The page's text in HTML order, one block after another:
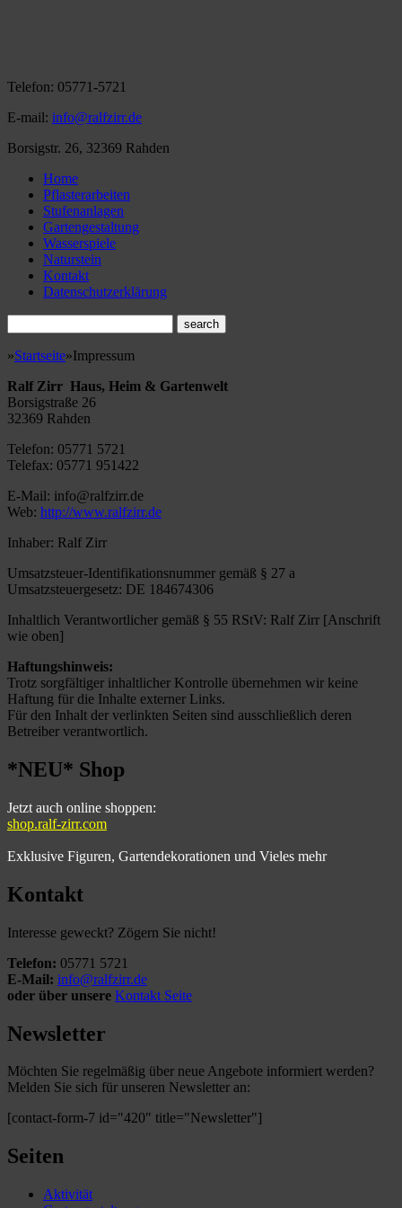
Telefon: 05771-5721
E-mail: info@ralfzirr.de
Borsigstr. 26, 32369 Rahden
Home
Pflasterarbeiten
Stufenanlagen
Gartengestaltung
Wasserspiele
Naturstein
Kontakt
Datenschutzerklärung
»Startseite»Impressum
Ralf Zirr Haus, Heim & Gartenwelt
Borsigstraße 26
32369 Rahden
Telefon: 05771 5721
Telefax: 05771 951422
E-Mail: info@ralfzirr.de
Web: http://www.ralfzirr.de
Inhaber: Ralf Zirr
Umsatzsteuer-Identifikationsnummer gemäß § 27 a
Umsatzsteuergesetz: DE 184674306
Inhaltlich Verantwortlicher gemäß § 55 RStV: Ralf Zirr [Anschrift
wie oben]
Haftungshinweis:
Trotz sorgfältiger inhaltlicher Kontrolle übernehmen wir keine
Haftung für die Inhalte externer Links.
Für den Inhalt der verlinkten Seiten sind ausschließlich deren
Betreiber verantwortlich.
*NEU* Shop
Jetzt auch online shoppen:
shop.ralf-zirr.com
Exklusive Figuren, Gartendekorationen und Vieles mehr
Kontakt
Interesse geweckt? Zögern Sie nicht!
Telefon: 05771 5721
E-Mail: info@ralfzirr.de
oder über unsere Kontakt Seite
Newsletter
Möchten Sie regelmäßig über neue Angebote informiert werden?
Melden Sie sich für unseren Newsletter an:
[contact-form-7 id="420" title="Newsletter"]
Seiten
Aktivität